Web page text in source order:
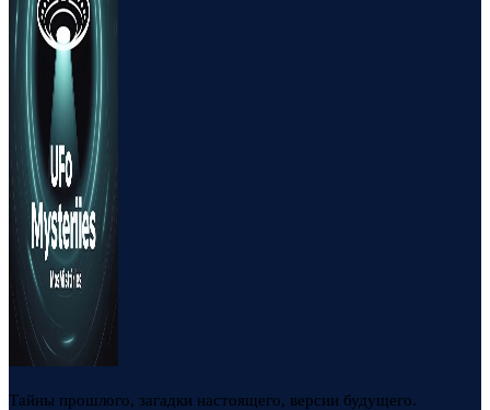
Тайны прошлого, загадки настоящего, версии будущего.